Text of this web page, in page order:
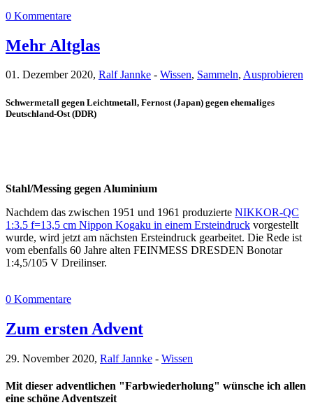
0 Kommentare
Mehr Altglas
01. Dezember 2020, Ralf Jannke - Wissen, Sammeln, Ausprobieren
Schwermetall gegen Leichtmetall, Fernost (Japan) gegen ehemaliges
Deutschland-Ost (DDR)
Stahl/Messing gegen Aluminium
Nachdem das zwischen 1951 und 1961 produzierte NIKKOR-QC
1:3.5 f=13,5 cm Nippon Kogaku in einem Ersteindruck vorgestellt
wurde, wird jetzt am nächsten Ersteindruck gearbeitet. Die Rede ist
vom ebenfalls 60 Jahre alten FEINMESS DRESDEN Bonotar
1:4,5/105 V Dreilinser.
0 Kommentare
Zum ersten Advent
29. November 2020, Ralf Jannke - Wissen
Mit dieser adventlichen "Farbwiederholung" wünsche ich allen
eine schöne Adventszeit